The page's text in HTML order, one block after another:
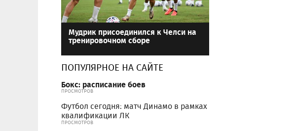
Мудрик присоединился к Челси на
тренировочном сборе
ПОПУЛЯРНОЕ НА САЙТЕ
Бокс: расписание боев
ПРОСМОТРОВ
Футбол сегодня: матч Динамо в рамках
квалификации ЛК
ПРОСМОТРОВ